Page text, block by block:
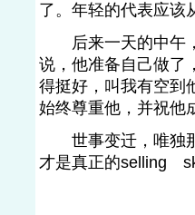
了。年轻的代表应该
后来一天的中午，
说，他准备自己做了
得挺好，叫我有空到
始终尊重他，并祝他
世事变迁，唯独那
才是真正的selling